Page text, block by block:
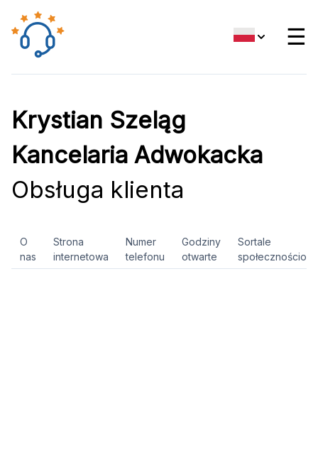
☰
Krystian Szeląg
Kancelaria Adwokacka
Obsługa klienta
O
nas
Strona
internetowa
Numer
telefonu
Godziny
otwarte
Sortale